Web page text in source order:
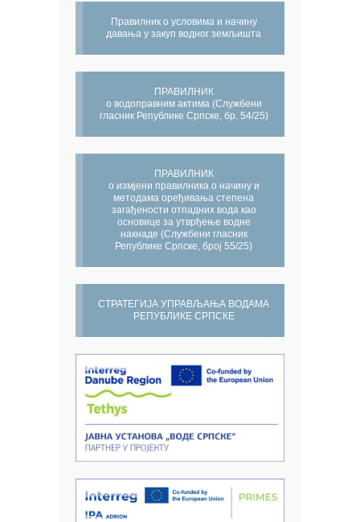
Правилник о условима и начину
давања у закуп водног земљишта
ПРАВИЛНИК
о водоправним актима (Службени
гласник Републике Српске, бр. 54/25)
ПРАВИЛНИК
о измјени правилника о начину и
методама оређивања степена
загађености отпадних вода као
основице за утврђење водне
накнаде (Службени гласник
Републике Српске, број 55/25)
СТРАТЕГИЈА УПРАВЉАЊА ВОДАМА
РЕПУБЛИКЕ СРПСКЕ